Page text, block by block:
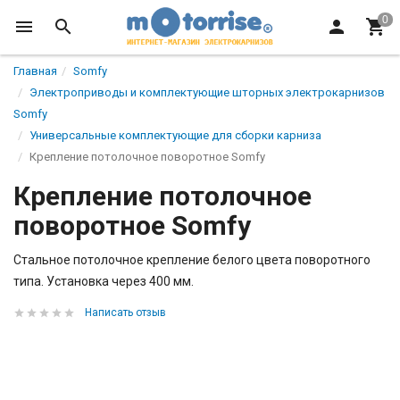
Главная
Somfy
Электроприводы и комплектующие шторных электрокарнизов
Somfy
Универсальные комплектующие для сборки карниза
Крепление потолочное поворотное Somfy
Крепление потолочное
поворотное Somfy
Стальное потолочное крепление белого цвета поворотного
типа. Установка через 400 мм.
Написать отзыв